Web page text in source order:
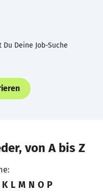
Deine Job-Suche
von A bis Z
K L M N O P